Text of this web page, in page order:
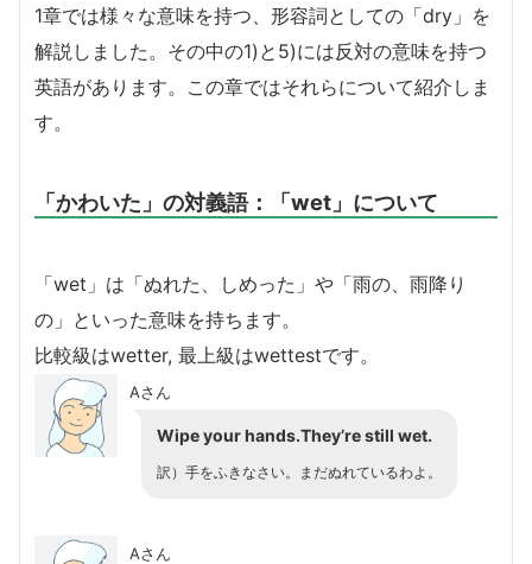
1章では様々な意味を持つ、形容詞としての「dry」を
解説しました。その中の1)と5)には反対の意味を持つ
英語があります。この章ではそれらについて紹介しま
す。
「かわいた」の対義語：「wet」について
「wet」は「ぬれた、しめった」や「雨の、雨降り
の」といった意味を持ちます。
比較級はwetter, 最上級はwettestです。
Aさん
Wipe your hands.They’re still wet.
訳）手をふきなさい。まだぬれているわよ。
Aさん